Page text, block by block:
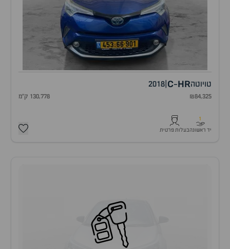
טויוטה C-HR
2018
₪84,325 130,778 ק"מ
1
יד ראשונהבעלות פרטית